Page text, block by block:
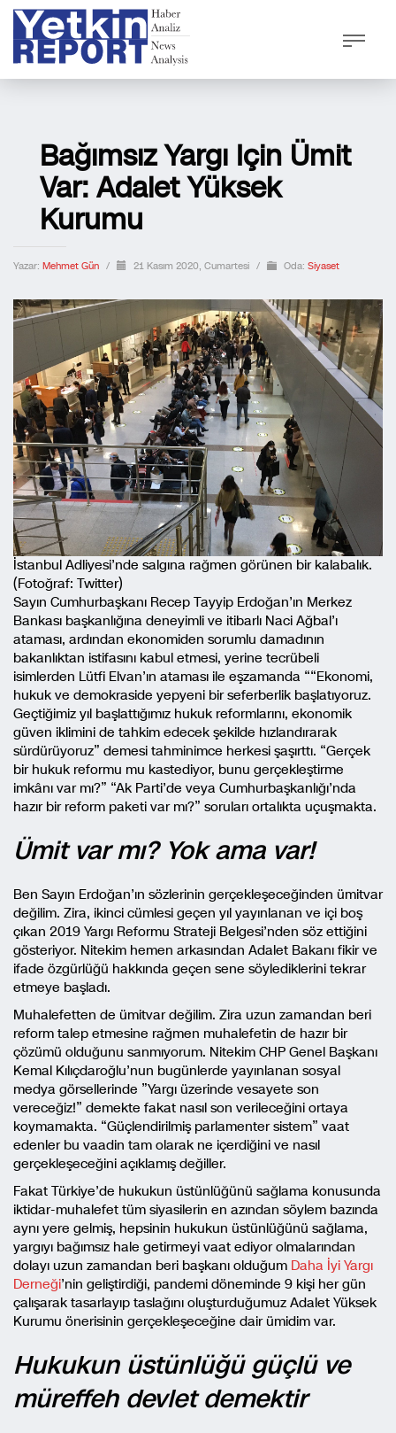
Bağımsız Yargı Için Ümit
Var: Adalet Yüksek
Kurumu
Yazar: Mehmet Gün / 21 Kasım 2020, Cumartesi / Oda: Siyaset
İstanbul Adliyesi’nde salgına rağmen görünen bir kalabalık.
(Fotoğraf: Twitter)
Sayın Cumhurbaşkanı Recep Tayyip Erdoğan’ın Merkez
Bankası başkanlığına deneyimli ve itibarlı Naci Ağbal’ı
ataması, ardından ekonomiden sorumlu damadının
bakanlıktan istifasını kabul etmesi, yerine tecrübeli
isimlerden Lütfi Elvan’ın ataması ile eşzamanda ““Ekonomi,
hukuk ve demokraside yepyeni bir seferberlik başlatıyoruz.
Geçtiğimiz yıl başlattığımız hukuk reformlarını, ekonomik
güven iklimini de tahkim edecek şekilde hızlandırarak
sürdürüyoruz” demesi tahminimce herkesi şaşırttı. “Gerçek
bir hukuk reformu mu kastediyor, bunu gerçekleştirme
imkânı var mı?” “Ak Parti’de veya Cumhurbaşkanlığı’nda
hazır bir reform paketi var mı?” soruları ortalıkta uçuşmakta.
Ümit var mı? Yok ama var!
Ben Sayın Erdoğan’ın sözlerinin gerçekleşeceğinden ümitvar
değilim. Zira, ikinci cümlesi geçen yıl yayınlanan ve içi boş
çıkan 2019 Yargı Reformu Strateji Belgesi’nden söz ettiğini
gösteriyor. Nitekim hemen arkasından Adalet Bakanı fikir ve
ifade özgürlüğü hakkında geçen sene söylediklerini tekrar
etmeye başladı.
Muhalefetten de ümitvar değilim. Zira uzun zamandan beri
reform talep etmesine rağmen muhalefetin de hazır bir
çözümü olduğunu sanmıyorum. Nitekim CHP Genel Başkanı
Kemal Kılıçdaroğlu’nun bugünlerde yayınlanan sosyal
medya görsellerinde ”Yargı üzerinde vesayete son
vereceğiz!” demekte fakat nasıl son verileceğini ortaya
koymamakta. “Güçlendirilmiş parlamenter sistem” vaat
edenler bu vaadin tam olarak ne içerdiğini ve nasıl
gerçekleşeceğini açıklamış değiller.
Fakat Türkiye’de hukukun üstünlüğünü sağlama konusunda
iktidar-muhalefet tüm siyasilerin en azından söylem bazında
aynı yere gelmiş, hepsinin hukukun üstünlüğünü sağlama,
yargıyı bağımsız hale getirmeyi vaat ediyor olmalarından
dolayı uzun zamandan beri başkanı olduğum Daha İyi Yargı
Derneği’nin geliştirdiği, pandemi döneminde 9 kişi her gün
çalışarak tasarlayıp taslağını oluşturduğumuz Adalet Yüksek
Kurumu önerisinin gerçekleşeceğine dair ümidim var.
Hukukun üstünlüğü güçlü ve
müreffeh devlet demektir